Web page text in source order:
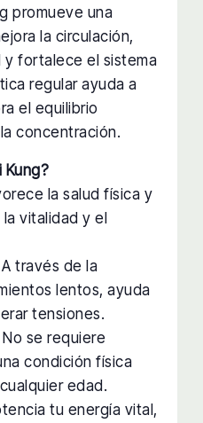
promueve una
la circulación,
y fortalece el sistema
regular ayuda a
el equilibrio
concentración.
Kung?
la salud física y
vitalidad y el
A través de la
lentos, ayuda
tensiones.
No se requiere
condición física
edad.
tu energía vital,